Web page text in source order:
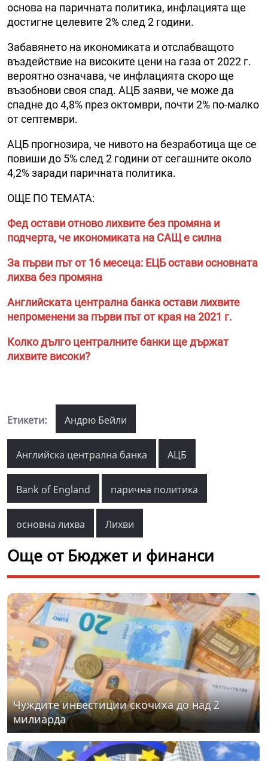
основа на паричната политика, инфлацията ще
достигне целевите 2% след 2 години.
Забавянето на икономиката и отслабващото
въздействие на високите цени на газа от 2022 г.
вероятно означава, че инфлацията скоро ще
възобнови своя спад. АЦБ заяви, че може да
спадне до 4,8% през октомври, почти 2% по-малко
от септември.
АЦБ прогнозира, че нивото на безработица ще се
повиши до 5% след 2 години от сегашните около
4,2% заради паричната политика.
ОЩЕ ПО ТЕМАТА:
Фед остави отново лихвите без промяна и
подчерта, че икономиката на САЩ е силна
За първи път от 16 месеца: ЕЦБ остави основната
лихва без промяна
Английската централна банка остави лихвите
непроменени за първи път от края на 2021 г.
Колко дълго централните банки ще държат
лихвите високи?
Етикети: Андрю Бейли
Английска централна банка АЦБ
Bank of England парична политика
основна лихва Лихви
Още от Бюджет и финанси
Чуждите инвестиции скочиха до над 2
милиарда